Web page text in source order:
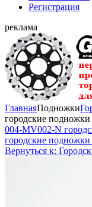
Регистрация
реклама
ГлавнаяПодножки
городские
004-MV002-N
городские
Вернуться к: